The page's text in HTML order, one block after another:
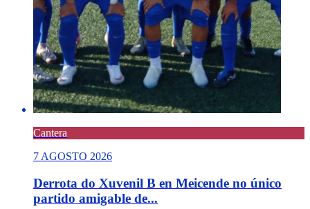
Cantera
7 AGOSTO 2026
Derrota do Xuvenil B en Meicende no único
partido amigable de...